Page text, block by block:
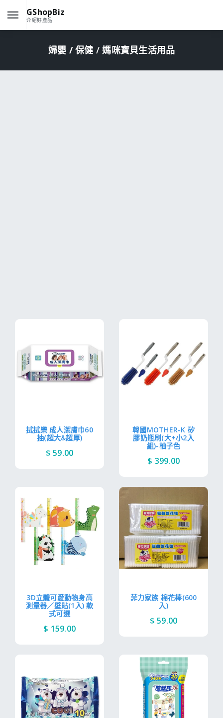
GShopBiz
介紹好產品
婦嬰 / 保健/ 媽咪寶貝生活用品
拭拭樂 成人潔膚巾60
抽(超大&超厚)
$ 59.00
韓國MOTHER-K 矽
膠奶瓶刷(大+小2入
組)-柚子色
$ 399.00
3D立體可愛動物身高
測量器／壁貼(1入) 款
式可選
$ 159.00
菲力家族 棉花棒(600
入)
$ 59.00